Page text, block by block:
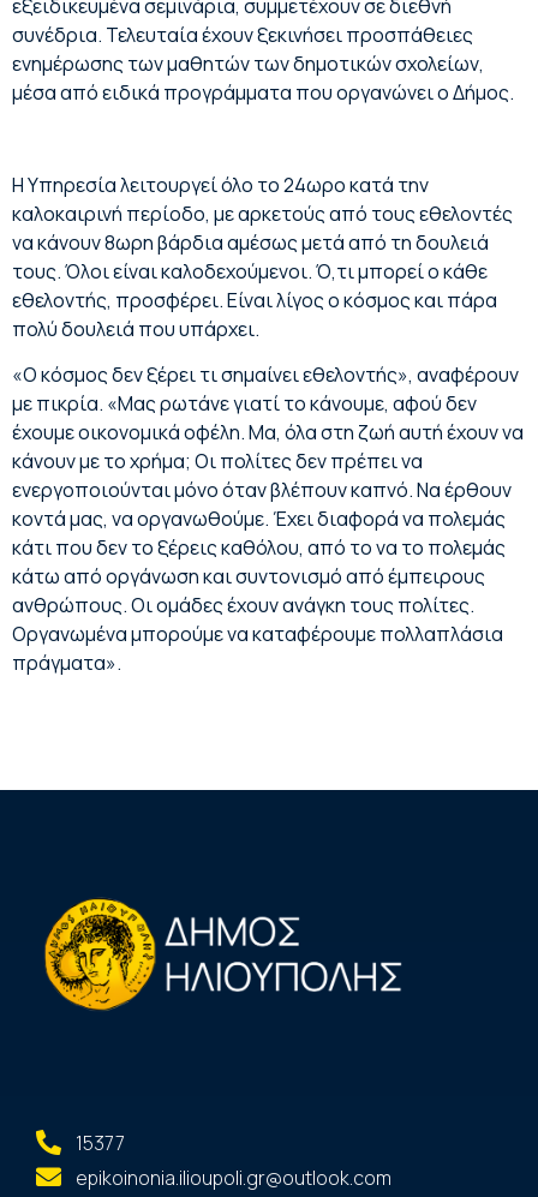
εξειδικευμένα σεμινάρια, συμμετέχουν σε διεθνή
συνέδρια. Τελευταία έχουν ξεκινήσει προσπάθειες
ενημέρωσης των μαθητών των δημοτικών σχολείων,
μέσα από ειδικά προγράμματα που οργανώνει ο Δήμος.
Η Υπηρεσία λειτουργεί όλο το 24ωρο κατά την
καλοκαιρινή περίοδο, με αρκετούς από τους εθελοντές
να κάνουν 8ωρη βάρδια αμέσως μετά από τη δουλειά
τους. Όλοι είναι καλοδεχούμενοι. Ό,τι μπορεί ο κάθε
εθελοντής, προσφέρει. Είναι λίγος ο κόσμος και πάρα
πολύ δουλειά που υπάρχει.
«Ο κόσμος δεν ξέρει τι σημαίνει εθελοντής», αναφέρουν
με πικρία. «Μας ρωτάνε γιατί το κάνουμε, αφού δεν
έχουμε οικονομικά οφέλη. Μα, όλα στη ζωή αυτή έχουν να
κάνουν με το χρήμα; Οι πολίτες δεν πρέπει να
ενεργοποιούνται μόνο όταν βλέπουν καπνό. Να έρθουν
κοντά μας, να οργανωθούμε. Έχει διαφορά να πολεμάς
κάτι που δεν το ξέρεις καθόλου, από το να το πολεμάς
κάτω από οργάνωση και συντονισμό από έμπειρους
ανθρώπους. Οι ομάδες έχουν ανάγκη τους πολίτες.
Οργανωμένα μπορούμε να καταφέρουμε πολλαπλάσια
πράγματα».
15377
epikoinonia.ilioupoli.gr@outlook.com